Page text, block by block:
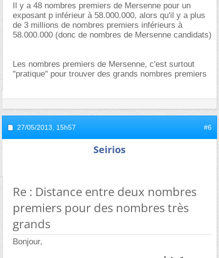
Il y a 48 nombres premiers de Mersenne pour un
exposant p inférieur à 58.000.000, alors qu'il y a plus
de 3 millions de nombres premiers inférieurs à
58.000.000 (donc de nombres de Mersenne candidats)
Les nombres premiers de Mersenne, c'est surtout
"pratique" pour trouver des grands nombres premiers
27/05/2013, 15h57 #6
Seirios
Re : Distance entre deux nombres
premiers pour des nombres très
grands
Bonjour,